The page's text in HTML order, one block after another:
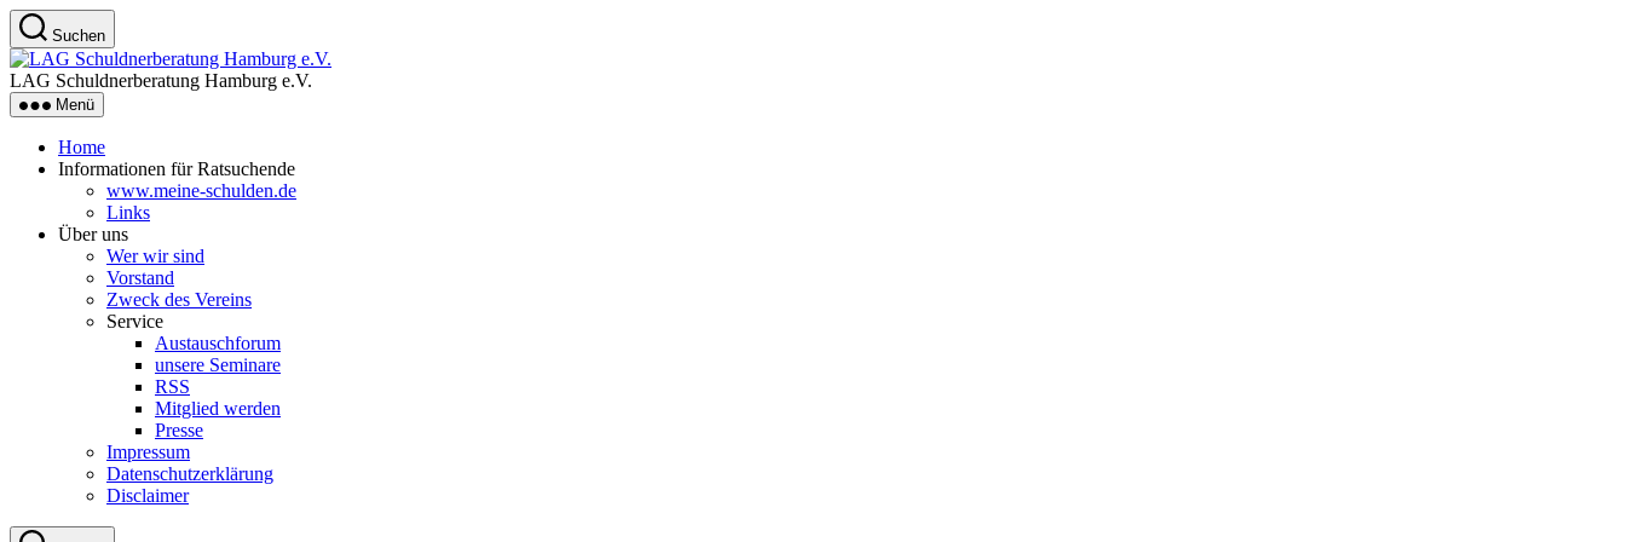
Zum
Inhalt
springen
Suchen
LAG Schuldnerberatung Hamburg e.V.
Menü
Home
Informationen für Ratsuchende
www.meine-schulden.de
Links
Über uns
Wer wir sind
Vorstand
Zweck des Vereins
Service
Austauschforum
unsere Seminare
RSS
Mitglied werden
Presse
Impressum
Datenschutzerklärung
Disclaimer